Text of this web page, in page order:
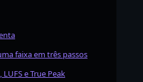
faixa em três passos
e True Peak